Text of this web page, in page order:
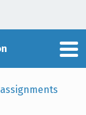
assignments